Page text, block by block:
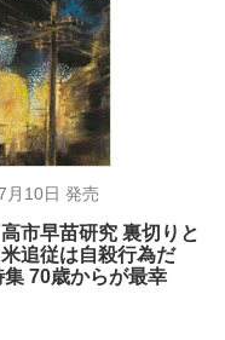
月10日 発売
市早苗研究 裏切りと
追従は自殺行為だ
集 70歳からが最幸